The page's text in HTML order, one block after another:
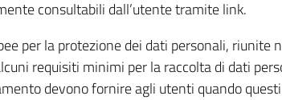
consultabili dall’utente tramite link.
per la protezione dei dati personali, riunite
requisiti minimi per la raccolta di dati
devono fornire agli utenti quando